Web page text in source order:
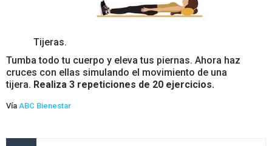
Tijeras.
Tumba todo tu cuerpo y eleva tus piernas. Ahora haz
cruces con ellas simulando el movimiento de una
tijera. Realiza 3 repeticiones de 20 ejercicios.
Vía ABC Bienestar